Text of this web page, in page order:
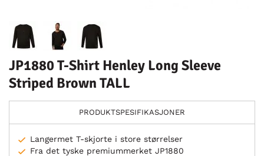
JP1880 T-Shirt Henley Long Sleeve
Striped Brown TALL
PRODUKTSPESIFIKASJONER
Langermet T-skjorte i store størrelser
Fra det tyske premiummerket JP1880